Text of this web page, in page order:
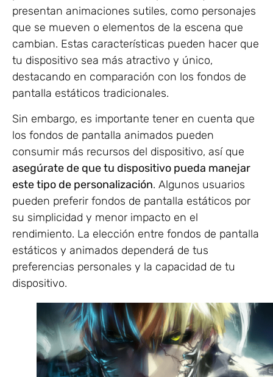
presentan animaciones sutiles, como personajes
que se mueven o elementos de la escena que
cambian. Estas características pueden hacer que
tu dispositivo sea más atractivo y único,
destacando en comparación con los fondos de
pantalla estáticos tradicionales.
Sin embargo, es importante tener en cuenta que
los fondos de pantalla animados pueden
consumir más recursos del dispositivo, así que
asegúrate de que tu dispositivo pueda manejar
este tipo de personalización. Algunos usuarios
pueden preferir fondos de pantalla estáticos por
su simplicidad y menor impacto en el
rendimiento. La elección entre fondos de pantalla
estáticos y animados dependerá de tus
preferencias personales y la capacidad de tu
dispositivo.